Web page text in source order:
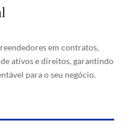
em contratos,
ativos e direitos, garantindo
para o seu negócio.
proteção de ativos
e crescimento
o seu negócio.